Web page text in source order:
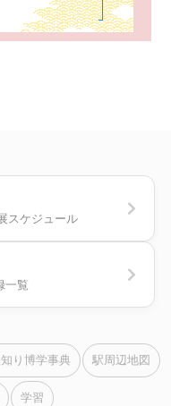
スケジュール
一覧
り博学事典 駅周辺地図
学習